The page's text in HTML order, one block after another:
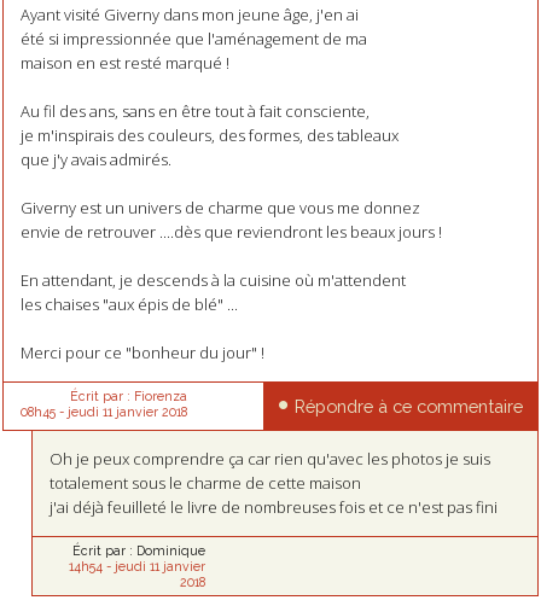
Ayant visité Giverny dans mon jeune âge, j'en ai
été si impressionnée que l'aménagement de ma
maison en est resté marqué !
Au fil des ans, sans en être tout à fait consciente,
je m'inspirais des couleurs, des formes, des tableaux
que j'y avais admirés.
Giverny est un univers de charme que vous me donnez
envie de retrouver ....dès que reviendront les beaux jours !
En attendant, je descends à la cuisine où m'attendent
les chaises "aux épis de blé" ...
Merci pour ce "bonheur du jour" !
Écrit par : Fiorenza
08h45- jeudi 11 janvier 2018 Répondre à ce commentaire
Oh je peux comprendre ça car rien qu'avec les photos je suis
totalement sous le charme de cette maison
j'ai déjà feuilleté le livre de nombreuses fois et ce n'est pas fini
Écrit par : Dominique
14h54 - jeudi 11 janvier
2018